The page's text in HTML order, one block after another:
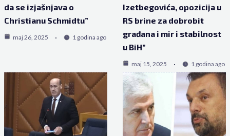
da se izjašnjava o
Christianu Schmidtu”
maj 26, 2025 1 godina ago
Izetbegovića, opozicija u
RS brine za dobrobit
građana i mir i stabilnost
u BiH”
maj 15, 2025 1 godina ago